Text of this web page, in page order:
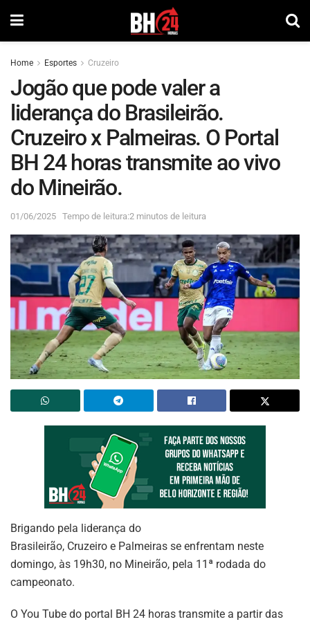
Home Esportes Cruzeiro
Jogão que pode valer a
liderança do Brasileirão.
Cruzeiro x Palmeiras. O Portal
BH 24 horas transmite ao vivo
do Mineirão.
01/06/2025 Tempo de leitura:2 minutos de leitura
Brigando pela liderança do
Brasileirão, Cruzeiro e Palmeiras se enfrentam neste
domingo, às 19h30, no Mineirão, pela 11ª rodada do
campeonato.
O You Tube do portal BH 24 horas transmite a partir das